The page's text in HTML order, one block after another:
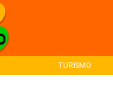
INICIO